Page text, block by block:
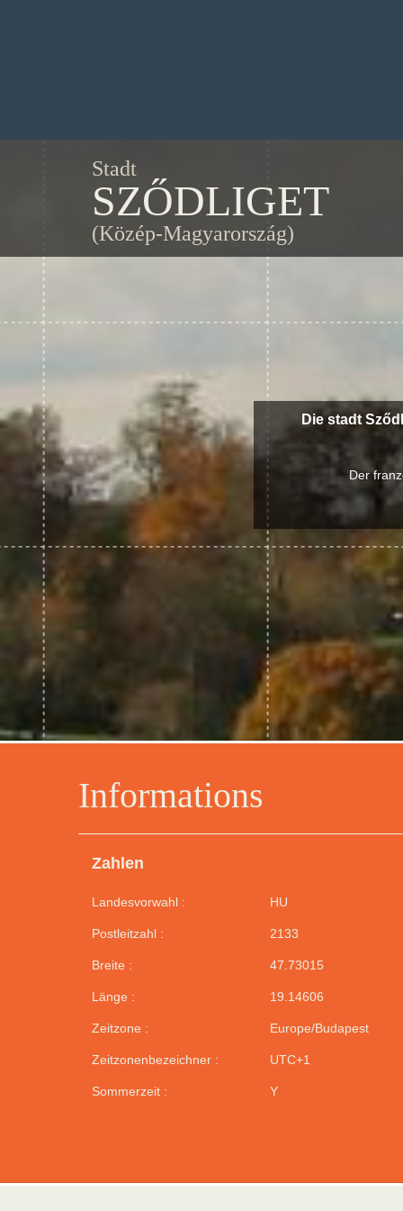
Stadt
SZŐDLIGET
(Közép-Magyarország)
Informations
Zahlen
Landesvorwahl : HU
Postleitzahl : 2133
Breite : 47.73015
Länge : 19.14606
Zeitzone : Europe/Budapest
Zeitzonenbezeichner : UTC+1
Sommerzeit : Y
Die stadt
Der